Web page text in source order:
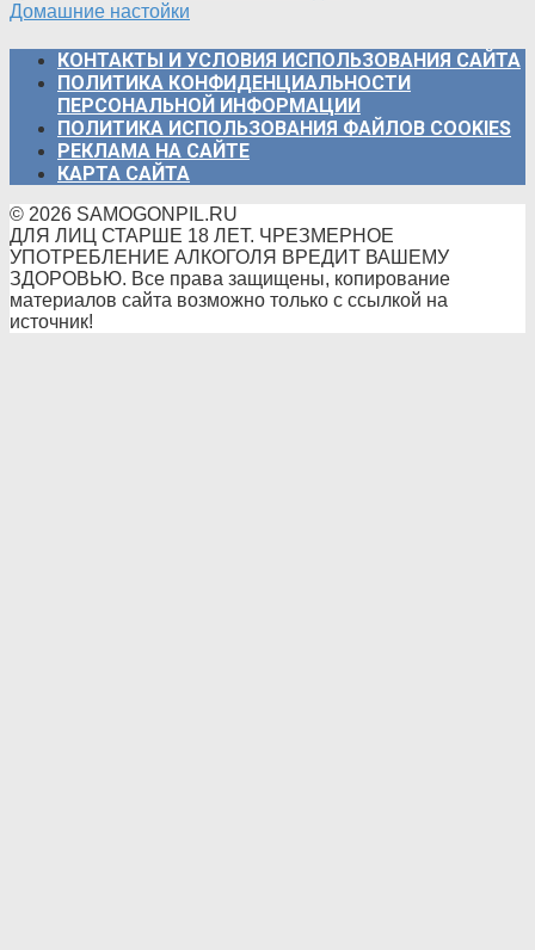
Домашние настойки
КОНТАКТЫ И УСЛОВИЯ ИСПОЛЬЗОВАНИЯ САЙТА
ПОЛИТИКА КОНФИДЕНЦИАЛЬНОСТИ
ПЕРСОНАЛЬНОЙ ИНФОРМАЦИИ
ПОЛИТИКА ИСПОЛЬЗОВАНИЯ ФАЙЛОВ COOKIES
РЕКЛАМА НА САЙТЕ
КАРТА САЙТА
© 2026 SAMOGONPIL.RU
ДЛЯ ЛИЦ СТАРШЕ 18 ЛЕТ. ЧРЕЗМЕРНОЕ
УПОТРЕБЛЕНИЕ АЛКОГОЛЯ ВРЕДИТ ВАШЕМУ
ЗДОРОВЬЮ. Все права защищены, копирование
материалов сайта возможно только с ссылкой на
источник!